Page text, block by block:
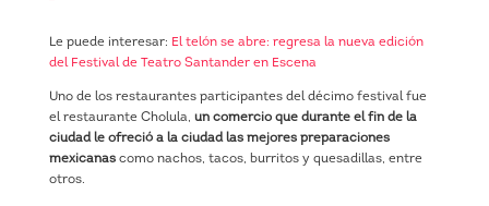
Le puede interesar: El telón se abre: regresa la nueva edición
del Festival de Teatro Santander en Escena
Uno de los restaurantes participantes del décimo festival fue
el restaurante Cholula, un comercio que durante el fin de la
ciudad le ofreció a la ciudad las mejores preparaciones
mexicanas como nachos, tacos, burritos y quesadillas, entre
otros.